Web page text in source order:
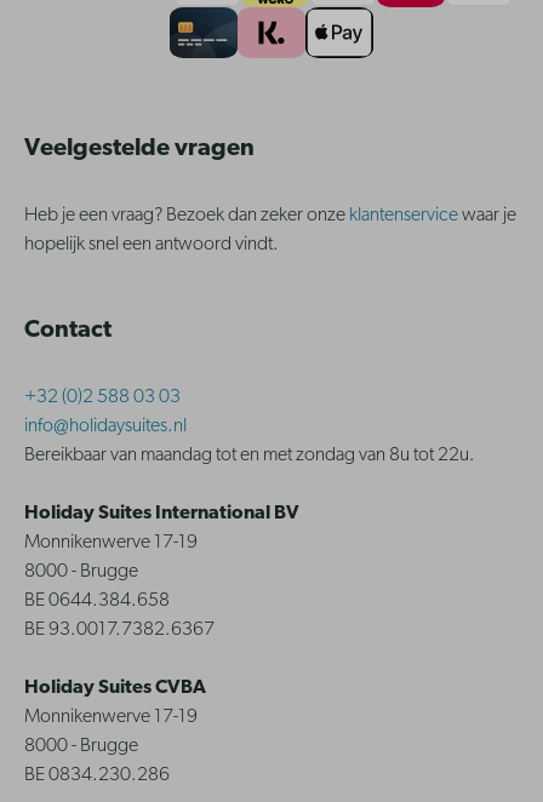
Veelgestelde vragen
Heb je een vraag? Bezoek dan zeker onze klantenservicewaar je
hopelijk snel een antwoord vindt.
Contact
+32 (0)2 588 03 03
info@holidaysuites.nl
Bereikbaar van maandag tot en met zondag van 8u tot 22u.
Holiday Suites International BV
Monnikenwerve 17-19
8000 - Brugge
BE 0644.384.658
BE 93.0017.7382.6367
Holiday Suites CVBA
Monnikenwerve 17-19
8000 - Brugge
BE 0834.230.286